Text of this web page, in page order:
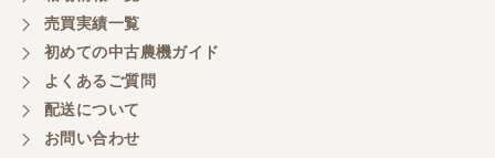
売買実績一覧
初めての中古農機ガイド
よくあるご質問
配送について
お問い合わせ